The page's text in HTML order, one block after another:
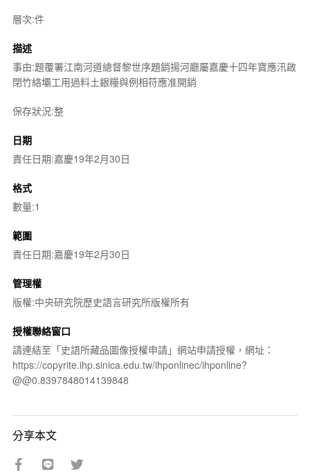
層次:件
描述
事由:題覆署江南河道總督黎世序題銷揚河廳屬嘉慶十四年寶應汛啟
閉竹絡壩工用過料土銀糧與例相符應准開銷
保存狀況:整
日期
責任日期:嘉慶19年2月30日
格式
數量:1
範圍
責任日期:嘉慶19年2月30日
管理權
版權:中央研究院歷史語言研究所版權所有
授權聯絡窗口
請連結至「史語所藏品圖像授權申請」網站申請授權，網址：
https://copyrite.ihp.sinica.edu.tw/ihponlinec/ihponline?
@@0.8397848014139848
分享本文